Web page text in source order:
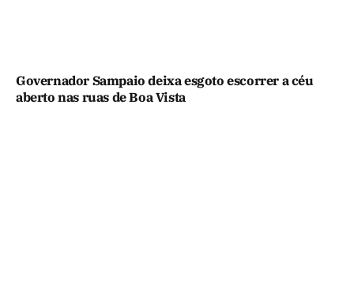
Governador Sampaio deixa esgoto escorrer a céu
aberto nas ruas de Boa Vista